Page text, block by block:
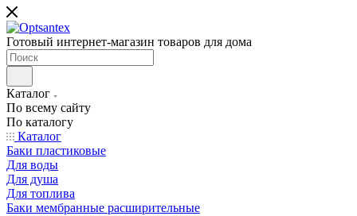
Готовый интернет-магазин товаров для дома
Каталог
По всему сайту
По каталогу
Каталог
Баки пластиковые
Для воды
Для душа
Для топлива
Баки мембранные расширительные